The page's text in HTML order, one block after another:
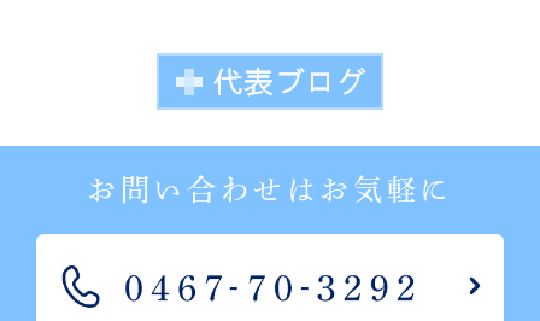
お問い合わせはお気軽に